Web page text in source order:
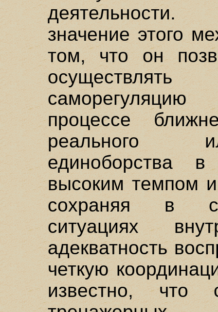
деятельности.
значение этого
том, что он
осуществлять
процессе
реального
единоборства
высоким темпом
сохраняя в
ситуациях
адекватность
четкую
известно, что